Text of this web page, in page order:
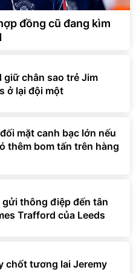
đồng cũ đang kìm
giữ chân sao trẻ Jim
ở lại đội một
mặt canh bạc lớn nếu
thêm bom tấn trên hàng
gửi thông điệp đến tân
Trafford của Leeds
chốt tương lai Jeremy